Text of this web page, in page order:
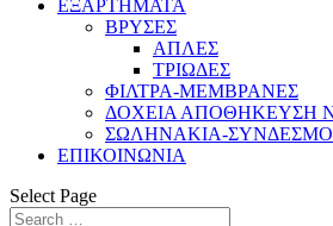
ΕΞΑΡΤΗΜΑΤΑ
ΒΡΥΣΕΣ
ΑΠΛΕΣ
ΤΡΙΩΔΕΣ
ΦΙΛΤΡΑ-ΜΕΜΒΡΑΝΕΣ
ΔΟΧΕΙΑ ΑΠΟΘΗΚΕΥΣΗ
ΣΩΛΗΝΑΚΙΑ-
ΕΠΙΚΟΙΝΩΝΙΑ
Select Page